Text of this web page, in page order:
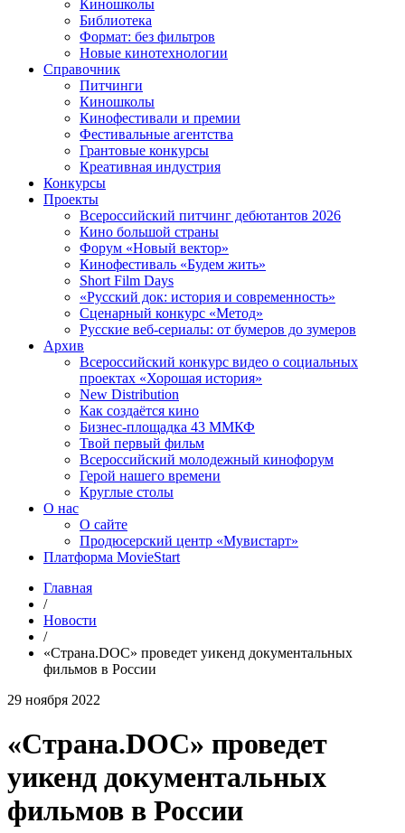
Киношколы
Библиотека
Формат: без фильтров
Новые кинотехнологии
Справочник
Питчинги
Киношколы
Кинофестивали и премии
Фестивальные агентства
Грантовые конкурсы
Креативная индустрия
Конкурсы
Проекты
Всероссийский питчинг дебютантов 2026
Кино большой страны
Форум «Новый вектор»
Кинофестиваль «Будем жить»
Short Film Days
«Русский док: история и современность»
Сценарный конкурс «Метод»
Русские веб-сериалы: от бумеров до зумеров
Архив
Всероссийский конкурс видео о социальных
проектах «Хорошая история»
New Distribution
Как создаётся кино
Бизнес-площадка 43 ММКФ
Твой первый фильм
Всероссийский молодежный кинофорум
Герой нашего времени
Круглые столы
О нас
О сайте
Продюсерский центр «Мувистарт»
Платформа MovieStart
Главная
/
Новости
/
«Страна.DOC» проведет уикенд документальных
фильмов в России
29 ноября 2022
«Страна.DOC» проведет
уикенд документальных
фильмов в России